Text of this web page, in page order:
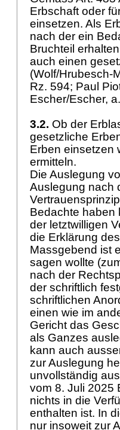
Erbschaft oder
einsetzen. Als
nach der ein
Bruchteil
auch einen
(Wolf/Hrubesch-
Rz. 594; Paul
Escher/Escher,
3.2. Ob der
gesetzliche
Erben einsetzen
ermitteln.
Die Auslegung
Auslegung nach
Bedachte haben
der letztwilligen
die Erklärung
Massgebend ist
sagen wollte
nach der
der schriftlich
schriftlichen
einen wie im
Gericht das
als Ganzes
kann auch
zur Auslegung
unvollständig
vom 8. Juli 2025
nichts in die
enthalten ist. In
nur insoweit zur